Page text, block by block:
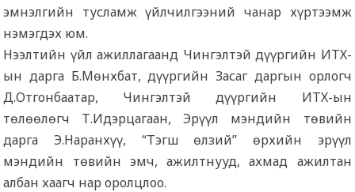
эмнэлгийн тусламж үйлчилгээний чанар хүртээмж
нэмэгдэх юм.
Нээлтийн үйл ажиллагаанд Чингэлтэй дүүргийн ИТХ-
ын дарга Б.Мөнхбат, дүүргийн Засаг даргын орлогч
Д.Отгонбаатар, Чингэлтэй дүүргийн ИТХ-ын
төлөөлөгч Т.Идэрцагаан, Эрүүл мэндийн төвийн
дарга Э.Наранхүү, “Тэгш өлзий” өрхийн эрүүл
мэндийн төвийн эмч, ажилтнууд, ахмад ажилтан
албан хаагч нар оролцлоо.